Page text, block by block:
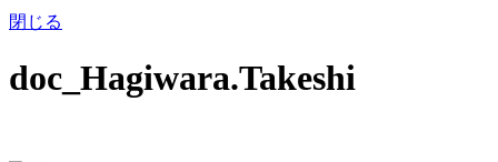
閉じる
doc_Hagiwara.Takeshi